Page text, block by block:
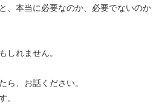
、本当に必要なのか、必要でないのか
れません。
、お話ください。